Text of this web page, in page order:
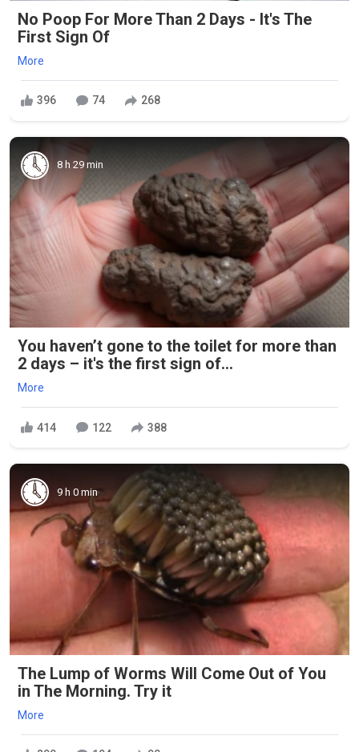
No Poop For More Than 2 Days - It's The
First Sign Of
More
396 74 268
8 h 29 min
You haven’t gone to the toilet for more than
2 days – it's the first sign of...
More
414 122 388
9 h 0 min
The Lump of Worms Will Come Out of You
in The Morning. Try it
More